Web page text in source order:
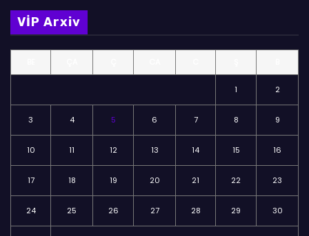
m
l
VİP Arxiv
1 2
3 4 5 6 7 8 9
10 11 12 13 14 15 16
17 18 19 20 21 22 23
24 25 26 27 28 29 30